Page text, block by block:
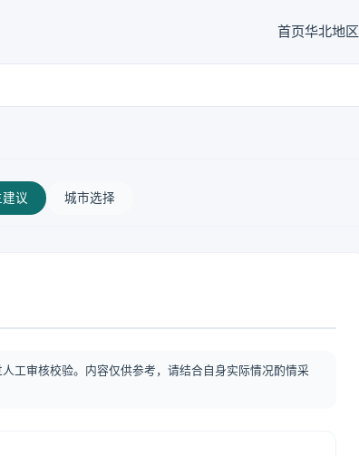
首页华北地区
议 城市选择
工审核校验。内容仅供参考，请结合自身实际情况酌情采